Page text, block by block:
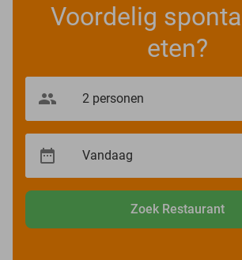
Voordelig
eten?
Zoek Restaurant